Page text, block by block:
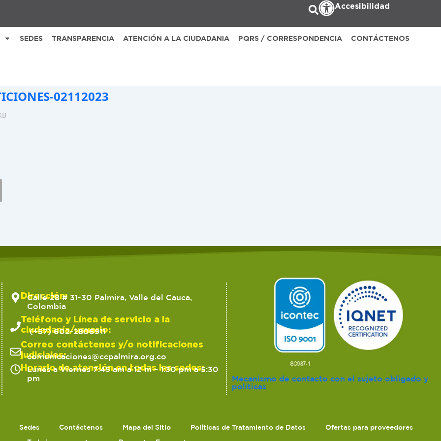
Accesibilidad
SEDES TRANSPARENCIA ATENCIÓN A LA CIUDADANIA PQRS / CORRESPONDENCIA CONTÁCTENOS
02112023
Dirección:
Calle 28 # 31-30 Palmira, Valle del Cauca,
Colombia
Teléfono y Línea de servicio a la
ciudadanía/usuario:
(+57) 602-2806911
Correo contáctenos y/o notificaciones
judiciales:
comunicaciones@ccpalmira.org.co
Horario de atención en todas las sedes:
Lunes a Viernes 7:45 am a 12 m – 1:30 pm a 5:30
pm
Mecanismo de contacto con el sujeto obligado y
políticas
Sedes Contáctenos Mapa del Sitio Políticas de Tratamiento de Datos
Ofertas para proveedores